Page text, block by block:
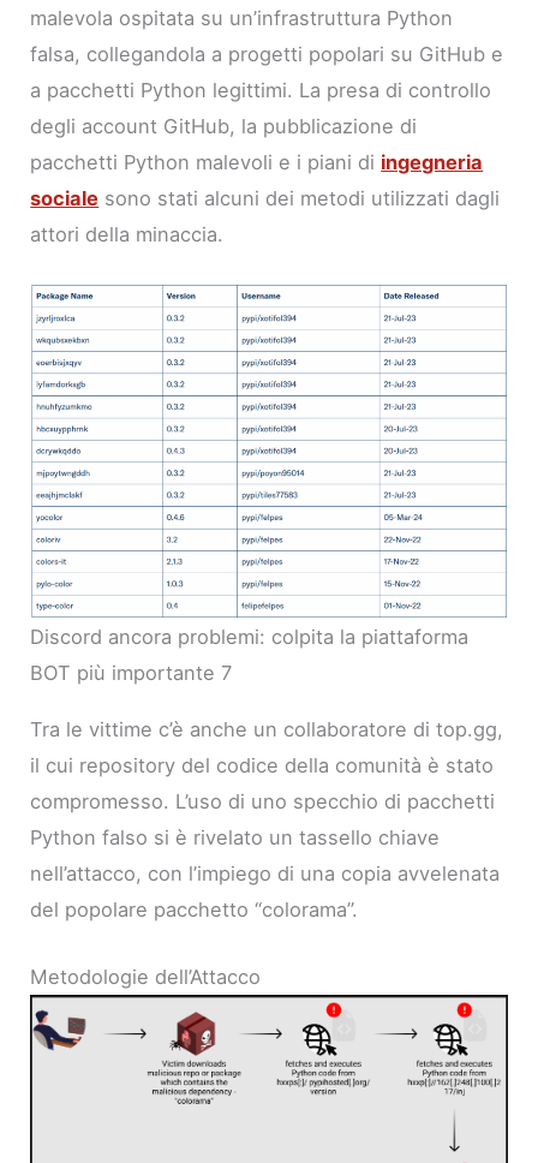
malevola ospitata su un’infrastruttura Python
falsa, collegandola a progetti popolari su GitHub e
a pacchetti Python legittimi. La presa di controllo
degli account GitHub, la pubblicazione di
pacchetti Python malevoli e i piani di ingegneria
sociale sono stati alcuni dei metodi utilizzati dagli
attori della minaccia.
Discord ancora problemi: colpita la piattaforma
BOT più importante 7
Tra le vittime c’è anche un collaboratore di top.gg,
il cui repository del codice della comunità è stato
compromesso. L’uso di uno specchio di pacchetti
Python falso si è rivelato un tassello chiave
nell’attacco, con l’impiego di una copia avvelenata
del popolare pacchetto “colorama”.
Metodologie dell’Attacco